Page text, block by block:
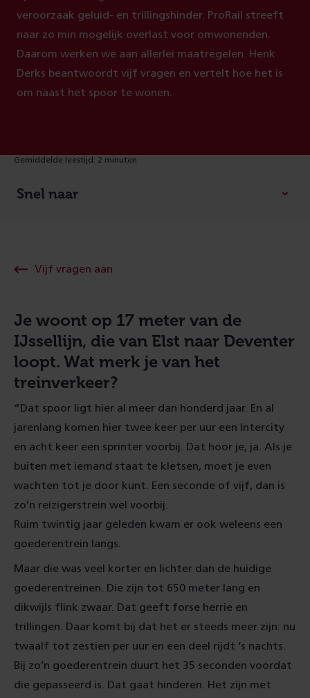
veroorzaak geluid- en trillingshinder. ProRail streeft
naar zo min mogelijk overlast voor omwonenden.
Daarom werken we aan allerlei maatregelen. Henk
Derks beantwoordt vijf vragen en vertelt hoe het is
om naast het spoor te wonen.
Gemiddelde leestijd: 2 minuten
Snel naar
Vijf vragen aan
Je woont op 17 meter van de
IJssellijn, die van Elst naar Deventer
loopt. Wat merk je van het
treinverkeer?
“Dat spoor ligt hier al meer dan honderd jaar. En al
jarenlang komen hier twee keer per uur een Intercity
en acht keer een sprinter voorbij. Dat hoor je, ja. Als je
buiten met iemand staat te kletsen, moet je even
wachten tot je door kunt. Een seconde of vijf, dan is
zo’n reizigerstrein wel voorbij.
Ruim twintig jaar geleden kwam er ook weleens een
goederentrein langs.
Maar die was veel korter en lichter dan de huidige
goederentreinen. Die zijn tot 650 meter lang en
dikwijls flink zwaar. Dat geeft forse herrie en
trillingen. Daar komt bij dat het er steeds meer zijn: nu
twaalf tot zestien per uur en een deel rijdt ‘s nachts.
Bij zo’n goederentrein duurt het 35 seconden voordat
die gepasseerd is. Dat gaat hinderen. Het zijn met